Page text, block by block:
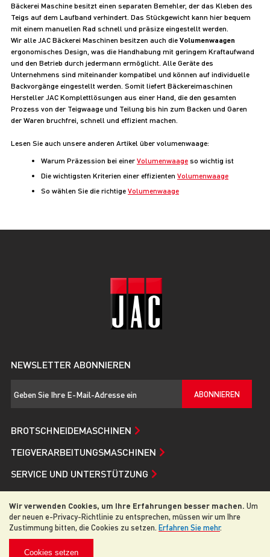
Wir verwenden Cookies, um Ihre Erfahrungen besser machen. Um
der neuen e-Privacy-Richtlinie zu entsprechen, müssen wir um Ihre
Zustimmung bitten, die Cookies zu setzen. Erfahren Sie mehr.
Cookies setzen
Bäckerei Maschine besitzt einen separaten Bemehler, der das Kleben des
Teigs auf dem Laufband verhindert. Das Stückgewicht kann hier bequem
mit einem manuellen Rad schnell und präsize eingestellt werden.
Wir alle JAC Bäckerei Maschinen besitzen auch die Volumenwaagen
ergonomisches Design, was die Handhabung mit geringem Kraftaufwand
und den Betrieb durch jedermann ermöglicht. Alle Geräte des
Unternehmens sind miteinander kompatibel und können auf individuelle
Backvorgänge eingestellt werden. Somit liefert Bäckereimaschinen
Hersteller JAC Komplettlösungen aus einer Hand, die den gesamten
Prozess von der Teigwaage und Teilung bis hin zum Backen und Garen
der Waren bruchfrei, schnell und effizient machen.
Lesen Sie auch unsere anderen Artikel über volumenwaage:
Warum Präzession bei einer Volumenwaage so wichtig ist
Die wichtigsten Kriterien einer effizienten Volumenwaage
So wählen Sie die richtige Volumenwaage
NEWSLETTER ABONNIEREN
ABONNIEREN
BROTSCHNEIDEMASCHINEN
TEIGVERARBEITUNGSMASCHINEN
SERVICE UND UNTERSTÜTZUNG
JAC
© 2026 JAC. Alle Rechte vorbehalten